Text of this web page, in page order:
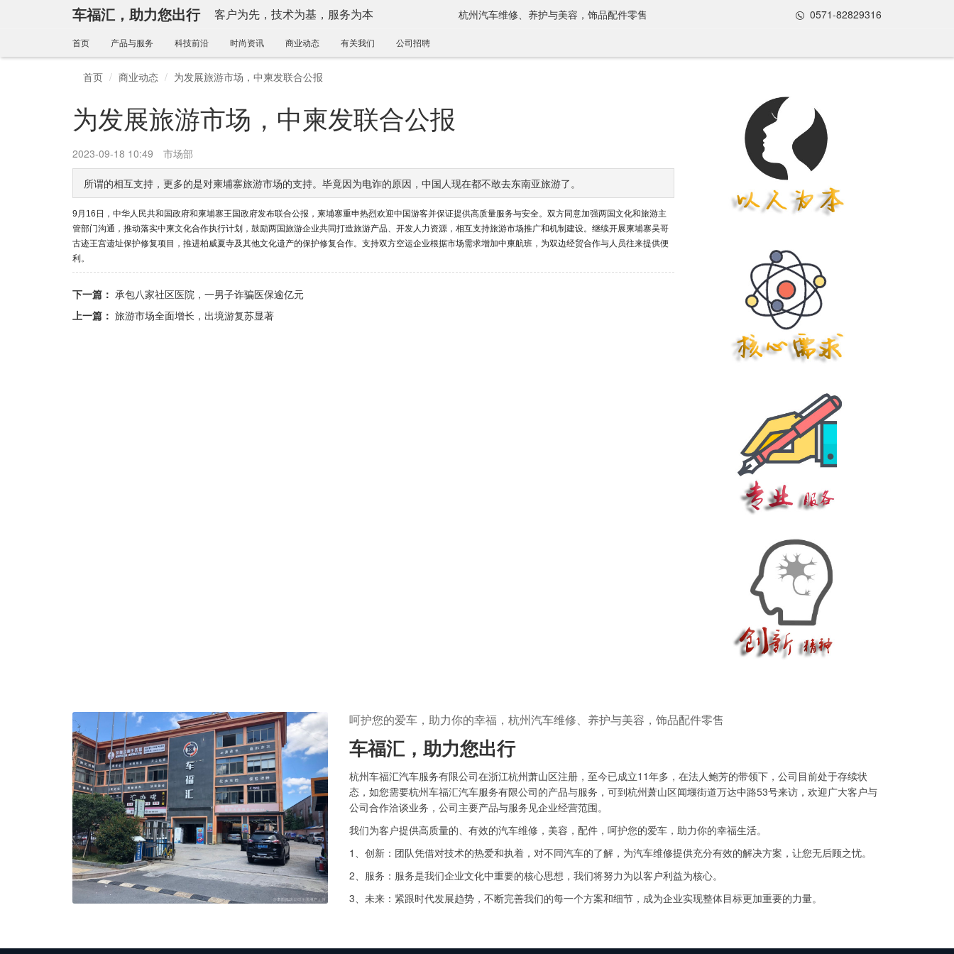
车福汇，助力您出行 客户为先，技术为基，服务为本 杭州汽车维修、养护与美容，饰品配件零售 0571-82829316
首页 产品与服务 科技前沿 时尚资讯 商业动态 有关我们 公司招聘
首页 商业动态 为发展旅游市场，中柬发联合公报
为发展旅游市场，中柬发联合公报
2023-09-18 10:49 市场部
所谓的相互支持，更多的是对柬埔寨旅游市场的支持。毕竟因为电诈的原因，中国人现在都不敢去东南亚旅游了。
9月16日，中华人民共和国政府和柬埔寨王国政府发布联合公报，柬埔寨重申热烈欢迎中国游客并保证提供高质量服务与安全。双方同意加强两国文化和旅游主
管部门沟通，推动落实中柬文化合作执行计划，鼓励两国旅游企业共同打造旅游产品、开发人力资源，相互支持旅游市场推广和机制建设。继续开展柬埔寨吴哥
古迹王宫遗址保护修复项目，推进柏威夏寺及其他文化遗产的保护修复合作。支持双方空运企业根据市场需求增加中柬航班，为双边经贸合作与人员往来提供便
利。
下一篇： 承包八家社区医院，一男子诈骗医保逾亿元
上一篇： 旅游市场全面增长，出境游复苏显著
呵护您的爱车，助力你的幸福，杭州汽车维修、养护与美容，饰品配件零售
车福汇，助力您出行
杭州车福汇汽车服务有限公司在浙江杭州萧山区注册，至今已成立11年多，在法人鲍芳的带领下，公司目前处于存续状
态，如您需要杭州车福汇汽车服务有限公司的产品与服务，可到杭州萧山区闻堰街道万达中路53号来访，欢迎广大客户与
公司合作洽谈业务，公司主要产品与服务见企业经营范围。
我们为客户提供高质量的、有效的汽车维修，美容，配件，呵护您的爱车，助力你的幸福生活。
1、创新：团队凭借对技术的热爱和执着，对不同汽车的了解，为汽车维修提供充分有效的解决方案，让您无后顾之忧。
2、服务：服务是我们企业文化中重要的核心思想，我们将努力为以客户利益为核心。
3、未来：紧跟时代发展趋势，不断完善我们的每一个方案和细节，成为企业实现整体目标更加重要的力量。